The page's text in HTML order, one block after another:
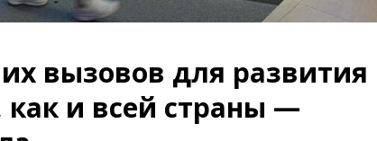
вызовов для развития
как и всей страны —